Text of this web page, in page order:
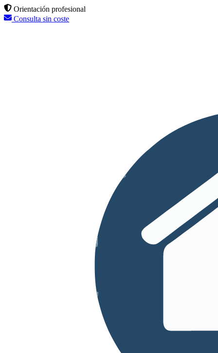
Orientación profesional
Consulta sin coste